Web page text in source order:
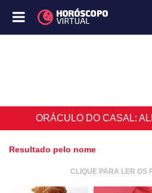
ORÁCULO DO CASAL:
Resultado pelo nome
CLIQUE PARA LER OS